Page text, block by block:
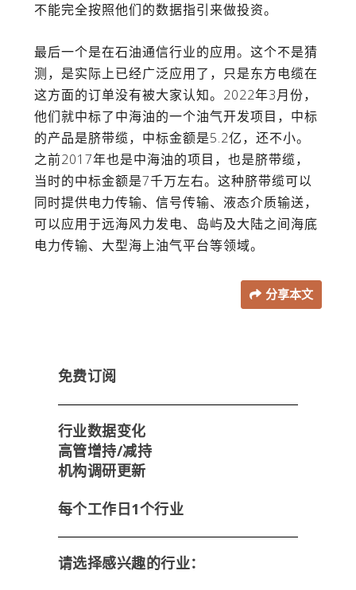
不能完全按照他们的数据指引来做投资。
最后一个是在石油通信行业的应用。这个不是猜
测，是实际上已经广泛应用了，只是东方电缆在
这方面的订单没有被大家认知。 2022年3月份，
他们就中标了中海油的一个油气开发项目，中标
的产品是脐带缆，中标金额是5.2亿，还不小。
之前2017年也是中海油的项目，也是脐带缆，
当时的中标金额是7千万左右。这种脐带缆可以
同时提供电力传输、信号传输、液态介质输送，
可以应用于远海风力发电、岛屿及大陆之间海底
电力传输、大型海上油气平台等领域。
分享本文
免费订阅
行业数据变化
高管增持/减持
机构调研更新
每个工作日1个行业
请选择感兴趣的行业：